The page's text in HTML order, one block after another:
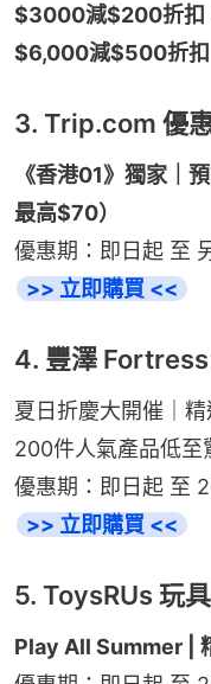
$3000減$200折扣
$6,000減$500折扣
3. Trip.com 優
《香港01》獨家｜
最高$70）
優惠期：即日起 至
>> 立即購買 <<
4. 豐澤
夏日折慶大開催｜
200件人氣產品低至
優惠期：即日起 至
>> 立即購買 <<
5. ToysRUs 玩
Play All Summer |